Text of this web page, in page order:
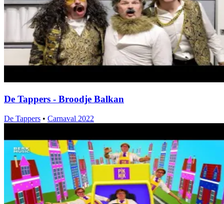
De Tappers - Broodje Balkan
De Tappers • Carnaval 2022